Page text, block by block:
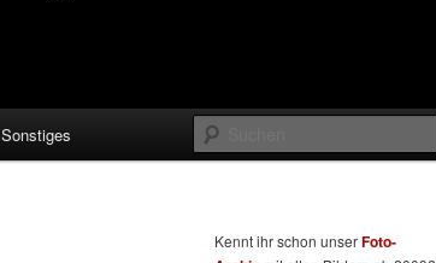
Sonstiges
Kennt ihr schon unserFoto-